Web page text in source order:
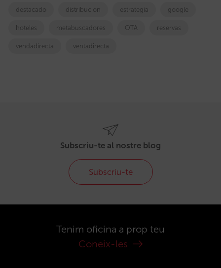
destacado distribucion estrategia google
hoteles metabuscadores OTA reservas
vendadirecta ventadirecta
Subscriu-te al nostre blog
Subscriu-te
Tenim oficina a prop teu
Coneix-les